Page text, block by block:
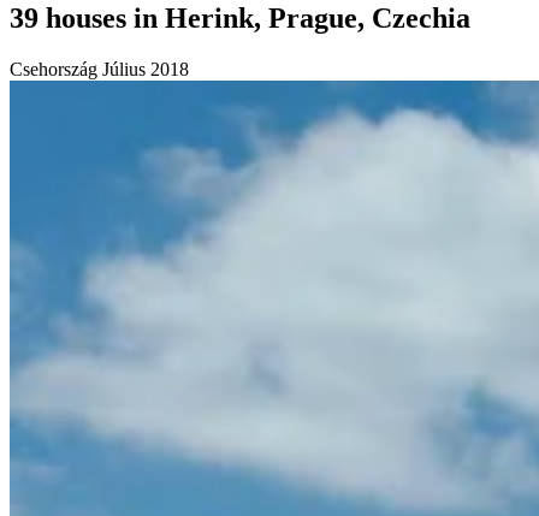
39 houses in Herink, Prague, Czechia
Csehország Július 2018